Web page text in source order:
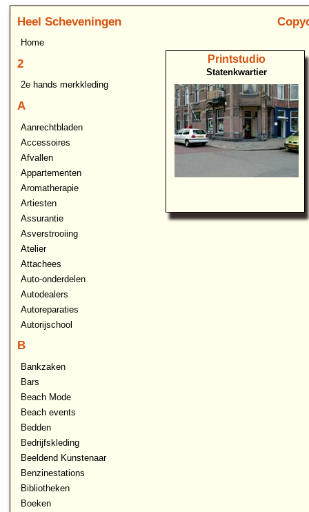
Heel Scheveningen
Home
2
2e hands merkkleding
A
Aanrechtbladen
Accessoires
Afvallen
Appartementen
Aromatherapie
Artiesten
Assurantie
Asverstrooiing
Atelier
Attachees
Auto-onderdelen
Autodealers
Autoreparaties
Autorijschool
B
Bankzaken
Bars
Beach Mode
Beach events
Bedden
Bedrijfskleding
Beeldend Kunstenaar
Benzinestations
Bibliotheken
Boeken
Printstudio
Statenkwartier